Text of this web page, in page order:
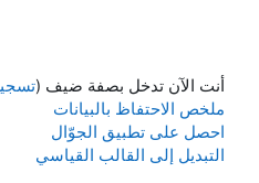
أنت الآن تدخل بصفة ضيف (
ملخص الاحتفاظ بالبيانات
احصل على تطبيق الجوّال
التبديل إلى القالب القياسي